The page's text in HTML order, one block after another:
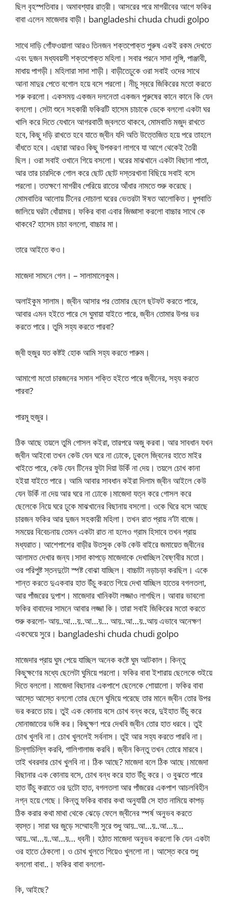
ছিল বৃহস্পতিবার। অমাবশ্যার রাত্রী। আসরের পরে মাগরীবের আগে ফকির
বাবা এলেন মাজেদার বাড়ী। bangladeshi chuda chudi golpo
সাথে দাড়ি গোঁফওয়ালা আরও তিনজন শক্তপোক্ত পুরুষ একই রকম দেখতে
এবং দুজন মধ্যবয়সী শক্তপোক্ত মহিলা। সবার পরনে সাদা লুঙ্গি, পাঞ্জাবী,
মাধায় পাগড়ী। মহিলারা সাদা শাড়ী। বাড়ীতেঢুকে ওরা সবাই ওদের সাথে
আনা মাদুর পেতে বগোল হয়ে বসে পরলো। নীচু স্বরে জিকিরের মতো করতে
শরু করলো। একসময় একজন দলনেতা একজন পুরুষের কানে কানে কি যেন
বললো। সেটা শুনে সহকারী ফকিরটি হাসেম চাচাকে ডেকে বললো একটা ঘর
খালি করে দিতে যেখানে আগরবাতী জ্বলতে থাকবে, মোমবাতি মজুদ রাখতে
হবে, কিছু দড়ি রাখতে হবে যাতে জ্বীন যদি অতি উত্তেজিত হয়ে পরে তাহলে
বাঁধতে হবে। এছারা আরও কিছু উপকরণ লাগবে যা আগে থেকেই তৈরী
ছিল। ওরা সবাই ওখানে গিয়ে বসলো। ঘরের মাঝখানে একটা বিছানা পাতা,
আর তার চারদিকে গোল করে ছোট ছোট দস্তরখানা বিছিয়ে সবাই বসে
পরলো। ততক্ষণে মাগরীব পেরিয়ে রাতের আঁধার নামতে শুরু করেছে।
মোমবাতির আলোয় টিনের দোচালা ঘরের ভেতরটা ঈষত আলোকিত। ধুপবাতি
জালিয়ে ঘরটা ধোঁয়াময়। ফকির বাবা এবার জিজ্ঞাসা করলো বাচ্চার সাথে কে
থাকবে? হাসেম চাচা বললো, বাচ্চার মা।
তারে আইতে কও।
মাজেদা সামনে গেল। – সালামালেকুম।
অলাইকুম সালাম। জ্বীন আসার পর তোমার ছেলে ছটফট করতে পারে,
আবার এমন হইতে পারে সে ঘুমায়া যাইতে পারে, জ্বীন তোমার উপর ভর
করতে পারে। তুমি সহ্য করতে পারবা?
জ্বী হুজুর যত কষ্টই হোক আমি সহ্য করতে পারুম।
আমাগো মতো চারজনের সমান শক্তি হইতে পারে জ্বীনের, সহ্য করতে
পারবা?
পারমু হুজুর।
ঠিক আছে তয়লে তুমি গোসল কইরা, তারপরে অজু করবা। আর সাবধান যখন
জ্বীন আইবো তখন কেউ যেন ঘরে না ঢোকে, ঢুকলে জ্বিনের হাতে মাইর
খাইতে পারে, কেউ যেন টিনের ফুটা দিয়া উকিঁ না দেয়। তয়লে চোখ কানা
হইয়া যাইতে পারে। আমি আবার সাবধান কইরা দিলাম জ্বীন আইলে কেউ
যেন উকিঁ না দেয় আর ঘরে না ঢোকে।মাজেদা যত্ন করে গোসল করে
ছেলেকে নিয়ে ঘরে ঢুকে মাঝখানের বিছানায় বসলো। ওকে ঘিরে বসে আছে
চারজন ফকির আর দুজন সহকারী মহিলা। তখন রাত প্রায় ন’টা বাজে।
সময়ের বিবেচনায় তেমন একটা রাত না হলেও গ্রাম হিসাবে তখন প্রায়
মধ্যরাত। আশেপাশের বাড়ীর উতসুক কেউ কেউ বাইরে জমায়েত জ্বীনের
আলামত দেখার জন্য।সাদা কাপড়ে মাজেদাকে দেখাচ্ছিল বৈষ্ণবীর মতো।
ওর পরিপুষ্ট স্তনদুটো স্পষ্ট বোঝা যাচ্ছিল। বাচ্চাটা নড়াচড়া করছিল। একে
শান্ত করতে দুএকবার হাত উঁচু করতে গিয়ে দেখা যাচ্ছিল হাতের বগলতলা,
আর পাঁজরের দুপাশ। মাজেদার খানিকটা লজ্জাও লাগছিল। আবার ভাবলো
ফকির বাবাদের সামনে আবার লজ্জা কি। তারা সবাই জিকিরের মতো করতে
শুরু করলো- আয়..আ…য়..আ…য়… আয়..আ…য়..আয় এভাবে অনেক্ষণ
একঘেয়ে সুরে। bangladeshi chuda chudi golpo
মাজেদার প্রায় ঘুম পেয়ে যাচ্ছিল অনেক কষ্টে ঘুম আটকাল। কিন্তু
কিছুক্ষণের মধ্যে ছেলেটা ঘুমিয়ে পরলো। ফকির বাবা ইশারায় ছেলেকে শুইয়ে
দিতে বললো। মাজেদা বিছানার একপাশে ছেলেকে শোয়ালো। ফকির বাবা
আস্তে আস্তে বললো তোর ছেলে ঘুমিয়ে পরেছে তার মানে জ্বীন তোর উপর
ভর করতে চায়। তুই এক কোনায় বসে চোখ বন্ধ করে, দুইহাত উঁচু করে
মোনাজাতের ভঙ্গি কর। কিছুক্ষণ পরে দেখবি জ্বীন তোর হাত ধরবে। তুই
চোখ খুলবি না। চোখ খুললেই সর্বনাস। তুই আর সহ্য করতে পারবি না।
চিল্লাচিল্লি করবি, গালিগালাজ করবি। জ্বীন কিন্তু তখন তোরে মারবে।
তাই খবরদার চোখ খুলবি না। ঠিক আছে? মাজেদা বলে ঠিক আছে।মাজেদা
বিছানার এক কোনায় বসে, চোখ বন্ধ করে হাত উঁচু করে। ও বুঝতে পারে
হাত উঁচু করাতে ওর দুটো হাত, বগলতলা আর পাঁজরের একপাশ আচলবিহীন
নগ্ন হয়ে গেছে। কিন্তু ফকির বাবার কথা অনুযায়ী সে হাত নামিয়ে কাপড়
ঠিক করার কথা মাথা থেকে ঝেড়ে ফেলে জ্বীনের স্পর্ষ অনুভব করতে
ব্যস্ত। সারা ঘর জুড়ে সম্মোহনী সুরে শুধু আয়..আ…য়..আ…য়…
আয়..আ…য়..আ…য়… ধ্বনী। হঠাত মাজেদা অনুভব করলো কি যেন একটা
ওর হাতে ঠেকলো। ও চোখ খুলতে গিয়েও খুললো না। আস্তে করে শুধু
বললো বাবা..। ফকির বাবা বললো-
কি, আইছে?